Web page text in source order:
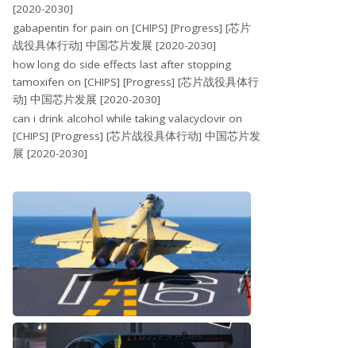
[2020-2030]
gabapentin for pain on[CHIPS] [Progress] [芯片
战役具体行动] 中国芯片发展 [2020-2030]
how long do side effects last after stopping
tamoxifen on[CHIPS] [Progress] [芯片战役具体行
动] 中国芯片发展 [2020-2030]
can i drink alcohol while taking valacyclovir on
[CHIPS] [Progress] [芯片战役具体行动] 中国芯片发
展 [2020-2030]